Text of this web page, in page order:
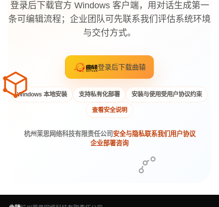
登录后下载官方 Windows 客户端，用对话生成第一
条可编辑流程；企业团队可先联系我们评估系统环境
与交付方式。
登录后下载曲辕
Windows 本地安装 支持私有化部署 安装与使用受用户协议约束
查看安全说明
杭州茉思网络科技有限责任公司 安全与隐私联系我们 用户协议
企业部署咨询